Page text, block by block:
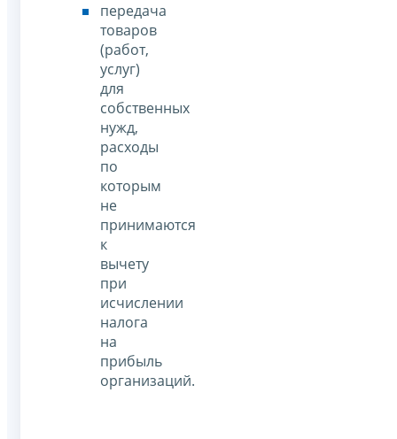
передача
товаров
(работ,
услуг)
для
собственных
нужд,
расходы
по
которым
не
принимаются
к
вычету
при
исчислении
налога
на
прибыль
организаций.